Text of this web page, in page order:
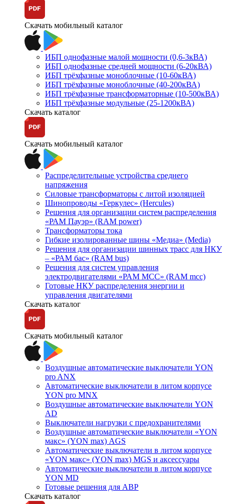
Скачать мобильный каталог
ИБП однофазные малой мощности (0,6-3кВА)
ИБП однофазные средней мощности (6-20кВА)
ИБП трёхфазные моноблочные (10-60кВА)
ИБП трёхфазные моноблочные (40-200кВА)
ИБП трёхфазные трансформаторные (10-500кВА)
ИБП трёхфазные модульные (25-1200кВА)
Скачать каталог
Скачать мобильный каталог
Распределительные устройства среднего
напряжения
Силовые трансформаторы с литой изоляцией
Шинопроводы «Геркулес» (Hercules)
Решения для организации систем распределения
«РАМ Пауэр» (RAM power)
Трансформаторы тока
Гибкие изолированные шины «Медиа» (Media)
Решения для организации шинных трасс для НКУ
– «РАМ бас» (RAM bus)
Решения для систем управления
электродвигателями «РАМ МСС» (RAM mcc)
Готовые НКУ распределения энергии и
управления двигателями
Скачать каталог
Скачать мобильный каталог
Воздушные автоматические выключатели YON
pro ANX
Автоматические выключатели в литом корпусе
YON pro MNX
Воздушные автоматические выключатели YON
AD
Выключатели нагрузки с предохранителями
Воздушные автоматические выключатели «YON
макс» (YON max) AGS
Автоматические выключатели в литом корпусе
«YON макс» (YON max) MGS и аксессуары
Автоматические выключатели в литом корпусе
YON MD
Готовые решения для АВР
Скачать каталог